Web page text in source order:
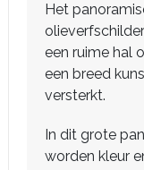
Het
een ruime hal
een breed
versterkt.
In dit grote
worden kleur